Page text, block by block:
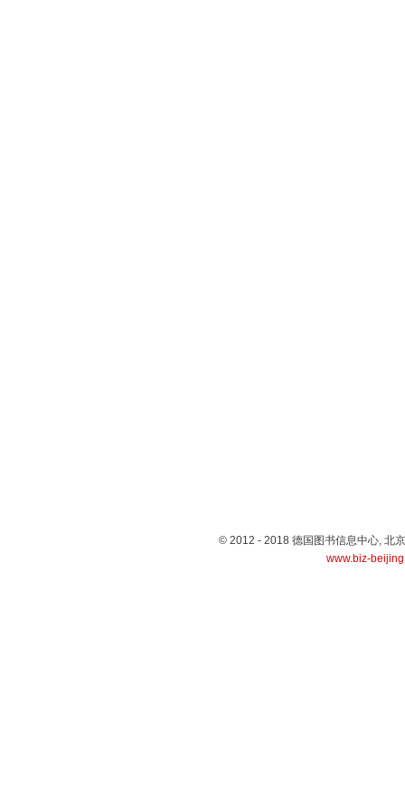
© 2012 - 2018 德国图书信息中心, 北
www.biz-